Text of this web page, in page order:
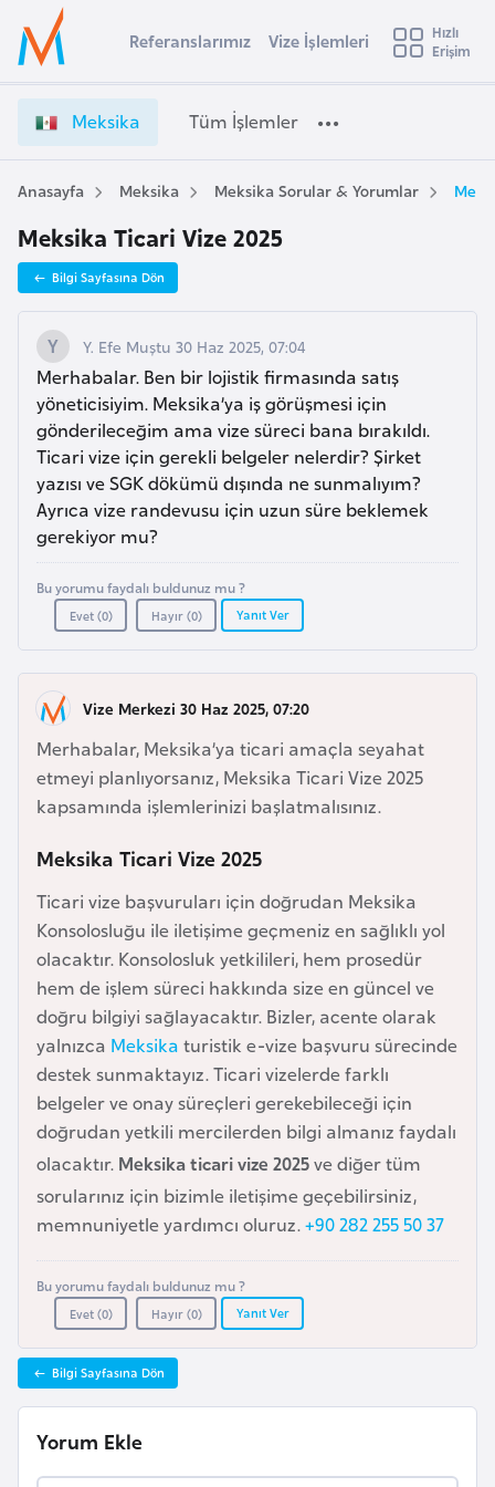
Ülke Seçimi
Başvuru yapmak istediğiniz ülkeyi seçin
Üye
Girişi
e
s
i
k
V
i
z
e
İ
ş
l
e
m
l
e
r
i
e
Referanslarımız Vize İşlemleri
Hızlı
Erişim
Meksika Tüm İşlemler
Anasayfa Meksika Meksika Sorular & Yorumlar
Meksika Ticari Vize 2025
Bilgi Sayfasına Dön
Y. Efe Muştu 30 Haz 2025, 07:04
Merhabalar. Ben bir lojistik firmasında satış
yöneticisiyim. Meksika’ya iş görüşmesi için
gönderileceğim ama vize süreci bana bırakıldı.
Ticari vize için gerekli belgeler nelerdir? Şirket
yazısı ve SGK dökümü dışında ne sunmalıyım?
Ayrıca vize randevusu için uzun süre beklemek
gerekiyor mu?
Bu yorumu faydalı buldunuz mu ?
Evet (0) Hayır (0) Yanıt Ver
Vize Merkezi 30 Haz 2025, 07:20
Merhabalar, Meksika’ya ticari amaçla seyahat
etmeyi planlıyorsanız, Meksika Ticari Vize 2025
kapsamında işlemlerinizi başlatmalısınız.
Meksika Ticari Vize 2025
Ticari vize başvuruları için doğrudan Meksika
Konsolosluğu ile iletişime geçmeniz en sağlıklı yol
olacaktır. Konsolosluk yetkilileri, hem prosedür
hem de işlem süreci hakkında size en güncel ve
doğru bilgiyi sağlayacaktır. Bizler, acente olarak
yalnızca Meksika turistik e-vize başvuru sürecinde
destek sunmaktayız. Ticari vizelerde farklı
belgeler ve onay süreçleri gerekebileceği için
doğrudan yetkili mercilerden bilgi almanız faydalı
olacaktır. Meksika ticari vize 2025ve diğer tüm
sorularınız için bizimle iletişime geçebilirsiniz,
memnuniyetle yardımcı oluruz.+90 282 255 50 37
Bu yorumu faydalı buldunuz mu ?
Evet (0) Hayır (0) Yanıt Ver
Bilgi Sayfasına Dön
Yorum Ekle
s
t
r
a
A
u
s
t
u
r
y
a
A
z
r
b
a
y
c
a
B
a
h
r
e
y
n
B
a
n
g
a
ş
e